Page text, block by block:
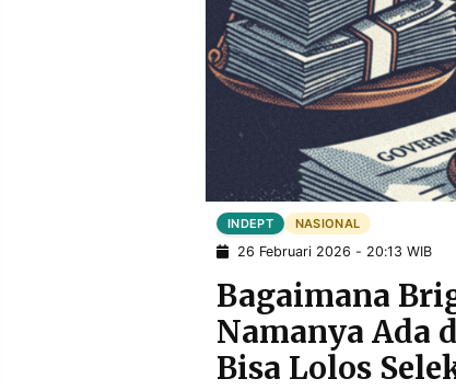
SERVICE
INDEPT NASIONAL
26 Februari 2026 - 20:13 WIB
Bagaimana
Namanya Ada
Bisa Lolos